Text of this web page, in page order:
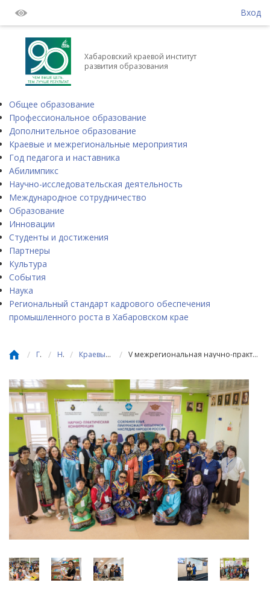
Вход
Хабаровский краевой институт
развития образования
Общее образование
Профессиональное образование
Дополнительное образование
Краевые и межрегиональные мероприятия
Год педагога и наставника
Абилимпикс
Научно-исследовательская деятельность
Международное сотрудничество
Образование
Инновации
Студенты и достижения
Партнеры
Культура
События
Наука
Региональный стандарт кадрового обеспечения
промышленного роста в Хабаровском крае
/ Главная / Новости / Краевые и межрегиональные мероприятия / V межрегиональная научно-практическая конференция «Сохраняя язык, приумножаем культурное наследие народов России» прошла в Краевом центре образования